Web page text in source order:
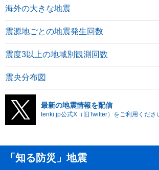
海外の大きな地震
震源地ごとの地震発生回数
震度3以上の地域別観測回数
震央分布図
最新の地震情報を配信
tenki.jp公式X（旧Twitter）をご利用くださ
「知る防災」地震